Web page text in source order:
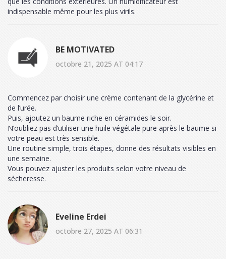
indispensable même pour les plus virils.
BE MOTIVATED
octobre 21, 2025 AT 04:17
Commencez par choisir une crème contenant de la glycérine et
de l’urée.
Puis, ajoutez un baume riche en céramides le soir.
N’oubliez pas d’utiliser une huile végétale pure après le baume si
votre peau est très sensible.
Une routine simple, trois étapes, donne des résultats visibles en
une semaine.
Vous pouvez ajuster les produits selon votre niveau de
sécheresse.
Eveline Erdei
octobre 27, 2025 AT 06:31